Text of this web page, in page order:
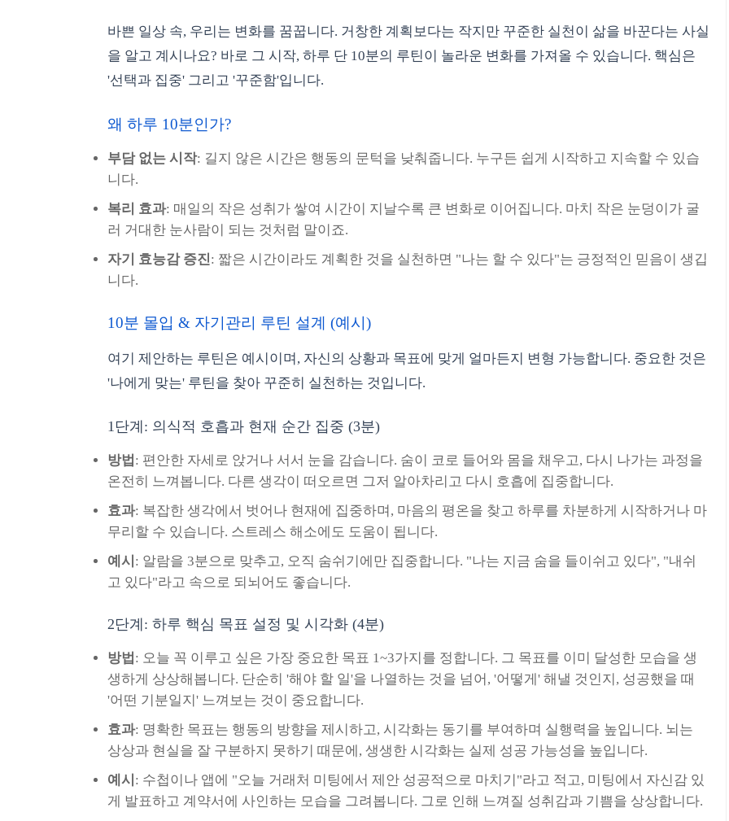
바쁜 일상 속, 우리는 변화를 꿈꿉니다. 거창한 계획보다는 작지만 꾸준한 실천이 삶을 바꾼다는 사실
을 알고 계시나요? 바로 그 시작, 하루 단 10분의 루틴이 놀라운 변화를 가져올 수 있습니다. 핵심은
'선택과 집중' 그리고 '꾸준함'입니다.
왜 하루 10분인가?
부담 없는 시작: 길지 않은 시간은 행동의 문턱을 낮춰줍니다. 누구든 쉽게 시작하고 지속할 수 있습
니다.
복리 효과: 매일의 작은 성취가 쌓여 시간이 지날수록 큰 변화로 이어집니다. 마치 작은 눈덩이가 굴
러 거대한 눈사람이 되는 것처럼 말이죠.
자기 효능감 증진: 짧은 시간이라도 계획한 것을 실천하면 "나는 할 수 있다"는 긍정적인 믿음이 생깁
니다.
10분 몰입 & 자기관리 루틴 설계 (예시)
여기 제안하는 루틴은 예시이며, 자신의 상황과 목표에 맞게 얼마든지 변형 가능합니다. 중요한 것은
'나에게 맞는' 루틴을 찾아 꾸준히 실천하는 것입니다.
1단계: 의식적 호흡과 현재 순간 집중 (3분)
방법 : 편안한 자세로 앉거나 서서 눈을 감습니다. 숨이 코로 들어와 몸을 채우고, 다시 나가는 과정을
온전히 느껴봅니다. 다른 생각이 떠오르면 그저 알아차리고 다시 호흡에 집중합니다.
효과: 복잡한 생각에서 벗어나 현재에 집중하며, 마음의 평온을 찾고 하루를 차분하게 시작하거나 마
무리할 수 있습니다. 스트레스 해소에도 도움이 됩니다.
예시 : 알람을 3분으로 맞추고, 오직 숨쉬기에만 집중합니다. "나는 지금 숨을 들이쉬고 있다", "내쉬
고 있다"라고 속으로 되뇌어도 좋습니다.
2단계: 하루 핵심 목표 설정 및 시각화 (4분)
방법 : 오늘 꼭 이루고 싶은 가장 중요한 목표 1~3가지를 정합니다. 그 목표를 이미 달성한 모습을 생
생하게 상상해봅니다. 단순히 '해야 할 일'을 나열하는 것을 넘어, '어떻게' 해낼 것인지, 성공했을 때
'어떤 기분일지' 느껴보는 것이 중요합니다.
효과: 명확한 목표는 행동의 방향을 제시하고, 시각화는 동기를 부여하며 실행력을 높입니다. 뇌는
상상과 현실을 잘 구분하지 못하기 때문에, 생생한 시각화는 실제 성공 가능성을 높입니다.
예시 : 수첩이나 앱에 "오늘 거래처 미팅에서 제안 성공적으로 마치기"라고 적고, 미팅에서 자신감 있
게 발표하고 계약서에 사인하는 모습을 그려봅니다. 그로 인해 느껴질 성취감과 기쁨을 상상합니다.